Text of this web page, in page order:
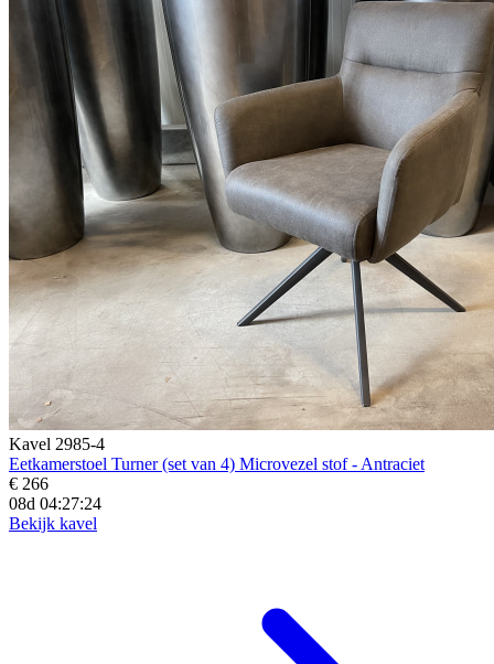
Kavel 2985-4
Eetkamerstoel Turner (set van 4) Microvezel stof - Antraciet
€ 266
08d 04:27:23
Bekijk kavel